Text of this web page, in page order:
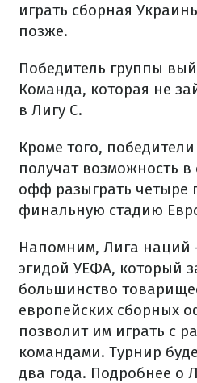
играть сборная
позже.
Победитель группы
Команда, которая не
в Лигу С.
Кроме того, победители
получат возможность
офф разыграть четыре
финальную стадию
Напомним, Лига наций
эгидой УЕФА, который
большинство
европейских сборных
позволит им играть с
командами. Турнир
два года. Подробнее о